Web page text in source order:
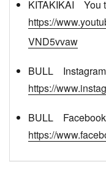
KITAKIKAI You
https://
VND5vvaw
BULL Instagram
https://
BULL Facebook
https://